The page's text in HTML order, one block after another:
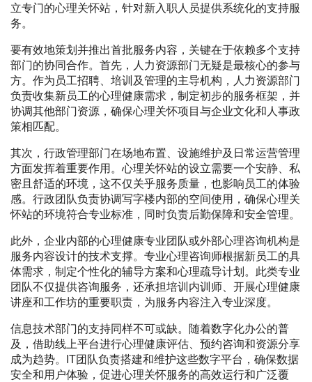
立专门的心理关怀站，针对新入职人员提供系统化的支持服
务。
要有效地策划并推出首批服务内容，关键在于依赖多个支持
部门的协同合作。首先，人力资源部门无疑是最核心的参与
方。作为员工招聘、培训及管理的主导机构，人力资源部门
负责收集新员工的心理健康需求，制定初步的服务框架，并
协调其他部门资源，确保心理关怀项目与企业文化和人事政
策相匹配。
其次，行政管理部门在场地布置、设施维护及日常运营管理
方面发挥着重要作用。心理关怀站的设立需要一个安静、私
密且舒适的环境，这不仅关乎服务质量，也影响员工的体验
感。行政团队负责协调写字楼内部的空间使用，确保心理关
怀站的环境符合专业标准，同时负责后勤保障和安全管理。
此外，企业内部的心理健康专业团队或外部心理咨询机构是
服务内容设计的技术支撑。专业心理咨询师根据新员工的具
体需求，制定个性化的辅导方案和心理疏导计划。此类专业
团队不仅提供咨询服务，还承担培训内训师、开展心理健康
讲座和工作坊的重要职责，为服务内容注入专业深度。
信息技术部门的支持同样不可或缺。随着数字化办公的普
及，借助线上平台进行心理健康评估、预约咨询和资源分享
成为趋势。IT团队负责搭建和维护这些数字平台，确保数据
安全和用户体验，促进心理关怀服务的高效运行和广泛覆